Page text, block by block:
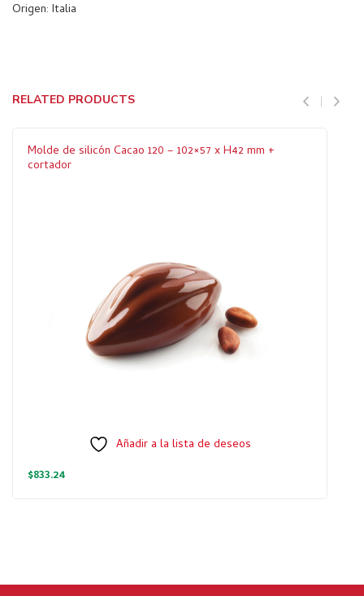
Origen: Italia
RELATED PRODUCTS
Molde de silicón Cacao 120 – 102×57 x H42 mm +
cortador
Añadir a la lista de deseos
$833.24